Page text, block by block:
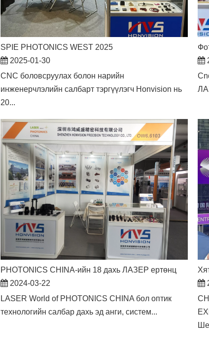
SPIE PHOTONICS WEST 2025
2025-01-30
​CNC боловсруулах болон нарийн
инженерчлэлийн салбарт тэргүүлэгч Honvision нь
20...
PHOTONICS CHINA-ийн 18 дахь ЛАЗЕР ертөнц
2024-03-22
LASER World of PHOTONICS CHINA бол оптик
технологийн салбар дахь эд анги, систем...